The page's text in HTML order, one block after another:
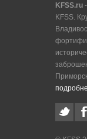
KFSS.ru
KFSS.